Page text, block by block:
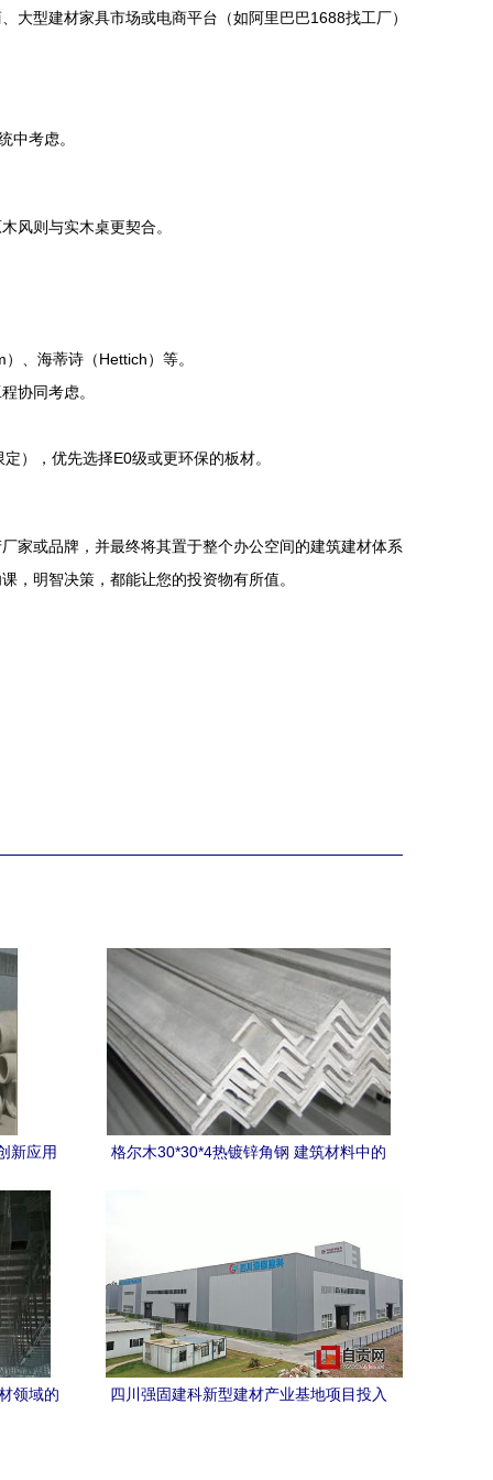
大型建材家具市场或电商平台（如阿里巴巴1688找工厂）
中考虑。
风则与实木桌更契合。
、海蒂诗（Hettich）等。
协同考虑。
），优先选择E0级或更环保的板材。
家或品牌，并最终将其置于整个办公空间的建筑建材体系
，明智决策，都能让您的投资物有所值。
新应用
格尔木30*30*4热镀锌角钢 建筑材料中的
领域的
四川强固建科新型建材产业基地项目投入